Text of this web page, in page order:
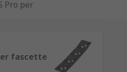
Pro per
collegare,
fascette